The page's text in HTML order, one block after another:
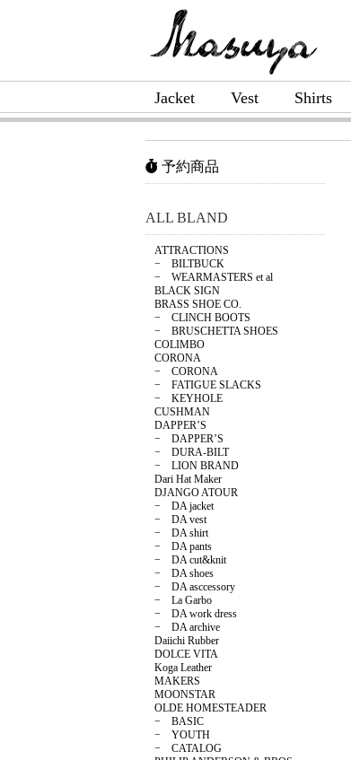
Jacket Vest Shirts
予約商品
ALL BLAND
ATTRACTIONS
− BILTBUCK
− WEARMASTERS et al
BLACK SIGN
BRASS SHOE CO.
− CLINCH BOOTS
− BRUSCHETTA SHOES
COLIMBO
CORONA
− CORONA
− FATIGUE SLACKS
− KEYHOLE
CUSHMAN
DAPPER’S
− DAPPER’S
− DURA-BILT
− LION BRAND
Dari Hat Maker
DJANGO ATOUR
− DA jacket
− DA vest
− DA shirt
− DA pants
− DA cut&knit
− DA shoes
− DA asccessory
− La Garbo
− DA work dress
− DA archive
Daiichi Rubber
DOLCE VITA
Koga Leather
MAKERS
MOONSTAR
OLDE HOMESTEADER
− BASIC
− YOUTH
− CATALOG